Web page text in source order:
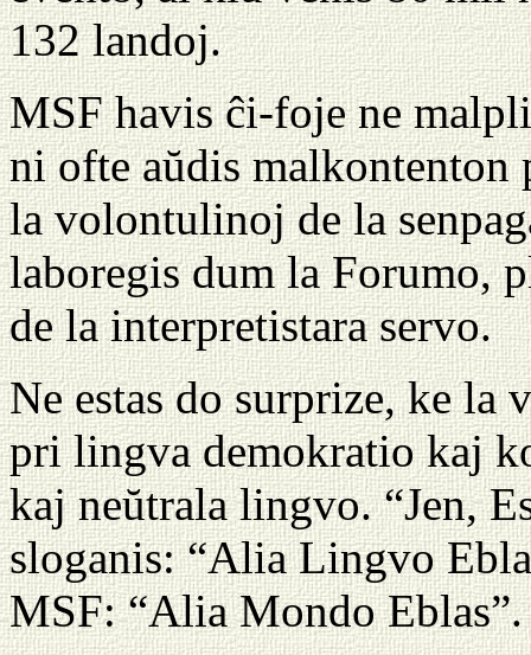
132 landoj.
MSF havis ĉi-foje ne
ni ofte aŭdis
la volontulinoj de la
laboregis dum la Forumo,
de la interpretistara servo.
Ne estas do surprize, ke la
pri lingva demokratio kaj
kaj neŭtrala lingvo. “Jen,
sloganis: “Alia Lingvo
MSF: “Alia Mondo Eblas”.